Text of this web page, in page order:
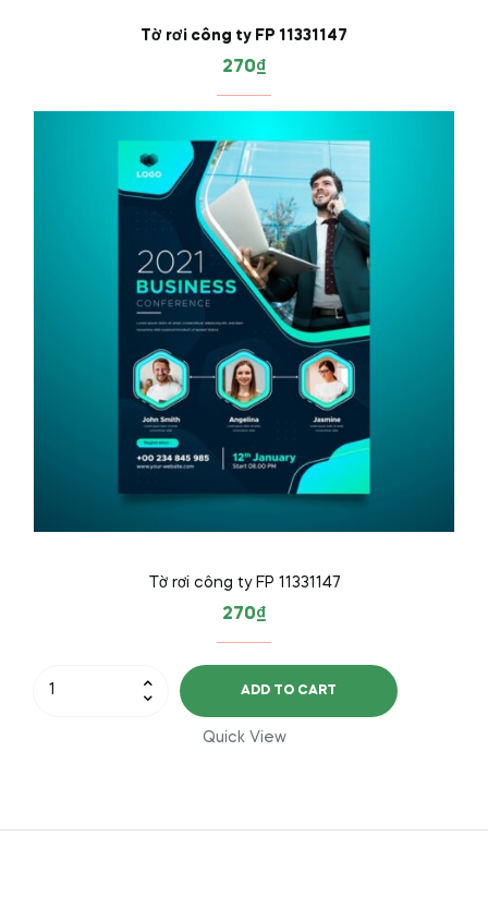
Tờ rơi công ty FP 11331147
270₫
Tờ rơi công ty FP 11331147
270₫
ADD TO CART
Quick View